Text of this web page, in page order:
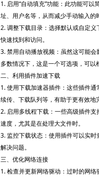
1. 启用“自动填充”功能：此功能可
址、用户名等，从而减少手动输入的
2. 调整下载目录：选择默认或自定
快速找到和访问。
3. 禁用自动播放视频：虽然这可能
多数情况下，这是一个可选项，可以
二、利用插件加速下载
1. 使用下载加速器插件：这些插件
续传、下载队列等，有助于更有效地
2. 启用多线程下载：一些高级插件
速度，尤其是在处理大文件时。
3. 监控下载状态：使用插件可以实
解决问题。
三、优化网络连接
1. 检查并更新网络驱动：过时的网